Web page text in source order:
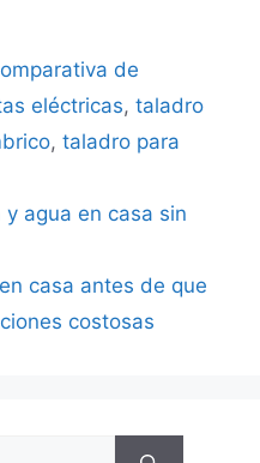
de
eléctricas, taladro
, taladro para
agua en casa sin
casa antes de que
costosas